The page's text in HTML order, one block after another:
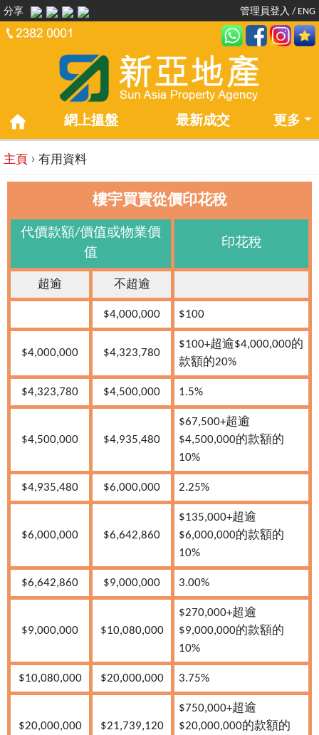
分享 管理員登入 / ENG
網上搵盤 最新成交 更多
主頁 › 有用資料
樓宇買賣從價印花稅
代價款額/價值或物業價
值
印花稅
超逾 不超逾
$4,000,000 $100
$4,000,000 $4,323,780
$100+超逾$4,000,000的
款額的20%
$4,323,780 $4,500,000 1.5%
$4,500,000 $4,935,480
$67,500+超逾
$4,500,000的款額的
10%
$4,935,480 $6,000,000 2.25%
$6,000,000 $6,642,860
$135,000+超逾
$6,000,000的款額的
10%
$6,642,860 $9,000,000 3.00%
$9,000,000 $10,080,000
$270,000+超逾
$9,000,000的款額的
10%
$10,080,000 $20,000,000 3.75%
$20,000,000 $21,739,120
$750,000+超逾
$20,000,000的款額的